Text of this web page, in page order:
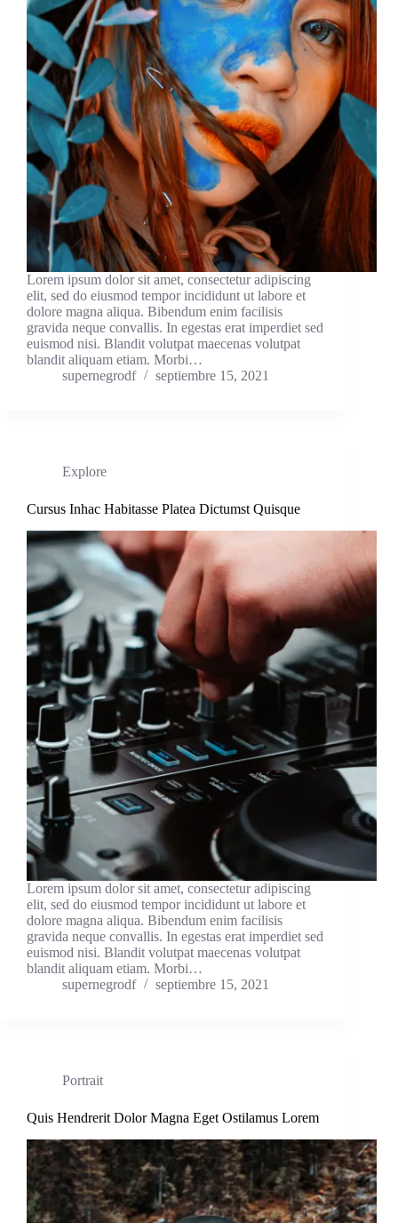
Lorem ipsum dolor sit amet, consectetur adipiscing
elit, sed do eiusmod tempor incididunt ut labore et
dolore magna aliqua. Bibendum enim facilisis
gravida neque convallis. In egestas erat imperdiet sed
euismod nisi. Blandit volutpat maecenas volutpat
blandit aliquam etiam. Morbi…
supernegrodf
septiembre 15, 2021
Explore
Cursus Inhac Habitasse Platea Dictumst Quisque
Lorem ipsum dolor sit amet, consectetur adipiscing
elit, sed do eiusmod tempor incididunt ut labore et
dolore magna aliqua. Bibendum enim facilisis
gravida neque convallis. In egestas erat imperdiet sed
euismod nisi. Blandit volutpat maecenas volutpat
blandit aliquam etiam. Morbi…
supernegrodf
septiembre 15, 2021
Portrait
Quis Hendrerit Dolor Magna Eget Ostilamus Lorem